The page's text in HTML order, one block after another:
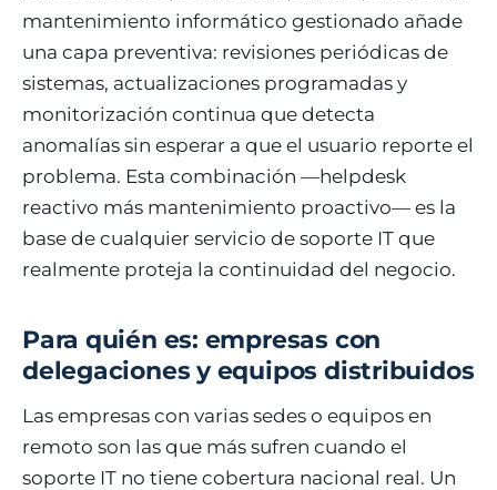
mantenimiento informático gestionado añade
una capa preventiva: revisiones periódicas de
sistemas, actualizaciones programadas y
monitorización continua que detecta
anomalías sin esperar a que el usuario reporte el
problema. Esta combinación —helpdesk
reactivo más mantenimiento proactivo— es la
base de cualquier servicio de soporte IT que
realmente proteja la continuidad del negocio.
Para quién es: empresas con
delegaciones y equipos distribuidos
Las empresas con varias sedes o equipos en
remoto son las que más sufren cuando el
soporte IT no tiene cobertura nacional real. Un